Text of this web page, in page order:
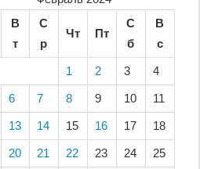
В
т
С
р
Чт Пт
С
б
В
с
1 2 3 4
6 7 8 9 10 11
13 14 15 16 17 18
20 21 22 23 24 25